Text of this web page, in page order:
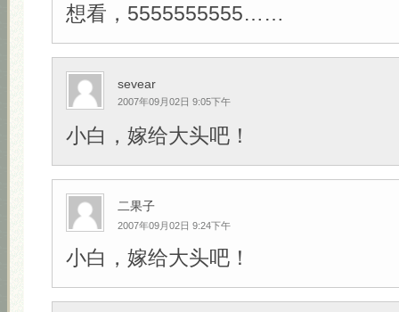
想看，5555555555……
sevear
2007年09月02日 9:05下午
小白，嫁给大头吧！
二果子
2007年09月02日 9:24下午
小白，嫁给大头吧！